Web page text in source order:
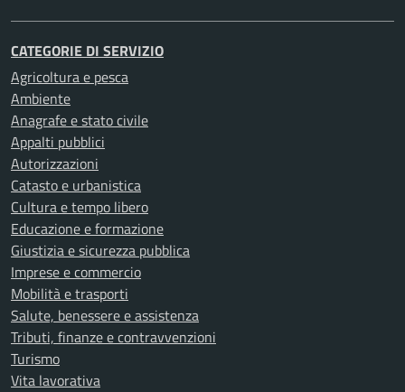
CATEGORIE DI SERVIZIO
Agricoltura e pesca
Ambiente
Anagrafe e stato civile
Appalti pubblici
Autorizzazioni
Catasto e urbanistica
Cultura e tempo libero
Educazione e formazione
Giustizia e sicurezza pubblica
Imprese e commercio
Mobilità e trasporti
Salute, benessere e assistenza
Tributi, finanze e contravvenzioni
Turismo
Vita lavorativa